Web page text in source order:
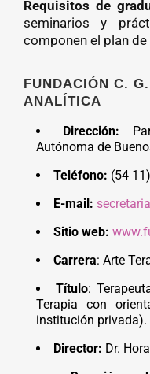
Requisitos de
seminarios y
componen el plan
FUNDACIÓN C.
ANALÍTICA
Dirección:
Autónoma de
Teléfono: (54
E-mail:
Sitio web:
Carrera: Arte
Título:
Terapia con
institución privada).
Director: Dr.